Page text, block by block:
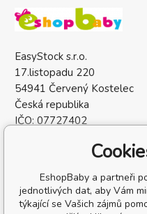
EasyStock s.r.o.
17.listopadu 220
54941 Červený Kostelec
Česká republika
IČO: 07727402
EshopBaby a partneři
jednotlivých dat, aby Vám
týkající se Vašich zájmů